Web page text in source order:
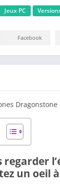
Jeux PC
Facebook
un oeil